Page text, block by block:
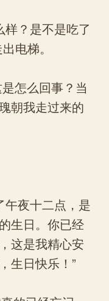
？是不是吃了
电梯。
怎么回事？当
朝我走过来的
夜十二点，是
生日。你已经
这是我精心安
生日快乐！”